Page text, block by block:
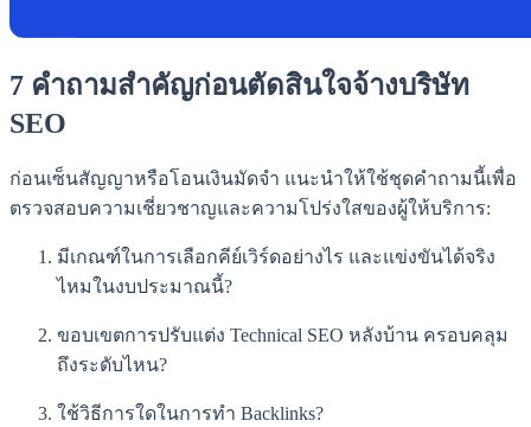
7 คำถามสำคัญก่อนตัดสินใจจ้างบริษัท
SEO
ก่อนเซ็นสัญญาหรือโอนเงินมัดจำ แนะนำให้ใช้ชุดคำถามนี้เพื่อ
ตรวจสอบความเชี่ยวชาญและความโปร่งใสของผู้ให้บริการ:
มีเกณฑ์ในการเลือกคีย์เวิร์ดอย่างไร และแข่งขันได้จริง
ไหมในงบประมาณนี้?
ขอบเขตการปรับแต่ง Technical SEO หลังบ้าน ครอบคลุม
ถึงระดับไหน?
ใช้วิธีการใดในการทำ Backlinks?